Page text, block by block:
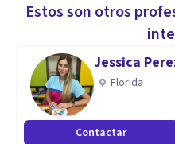
Estos son otros
Jessica
Florida
Contactar